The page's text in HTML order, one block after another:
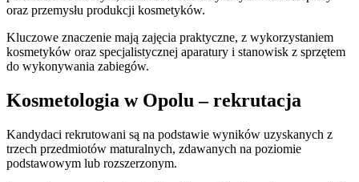
oraz przemysłu produkcji kosmetyków.
Kluczowe znaczenie mają zajęcia praktyczne, z wykorzystaniem
kosmetyków oraz specjalistycznej aparatury i stanowisk z sprzętem
do wykonywania zabiegów.
Kosmetologia w Opolu – rekrutacja
Kandydaci rekrutowani są na podstawie wyników uzyskanych z
trzech przedmiotów maturalnych, zdawanych na poziomie
podstawowym lub rozszerzonym.